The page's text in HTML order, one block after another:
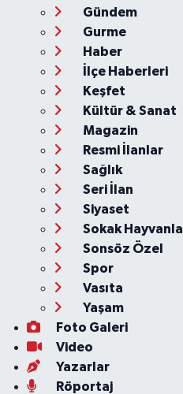
Gündem
Gurme
Haber
İlçe Haberleri
Keşfet
Kültür & Sanat
Magazin
Resmi İlanlar
Sağlık
Seri İlan
Siyaset
Sokak
Sonsöz Özel
Spor
Vasıta
Yaşam
Foto Galeri
Video
Yazarlar
Röportaj